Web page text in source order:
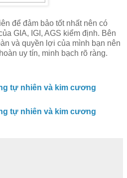
để đảm bảo tốt nhất nên có
GIA, IGI, AGS kiểm định. Bên
và quyền lợi của mình bạn nên
uy tín, minh bạch rõ ràng.
tự nhiên và kim cương
tự nhiên và kim cương